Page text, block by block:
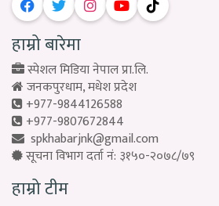
हाम्रो बारेमा
स्पेशल मिडिया नेपाल प्रा.लि.
जनकपुरधाम, मधेश प्रदेश
+977-9844126588
+977-9807672844
spkhabarjnk@gmail.com
सूचना विभाग दर्ता नं: ३१५०-२०७८/७९
हाम्रो टीम